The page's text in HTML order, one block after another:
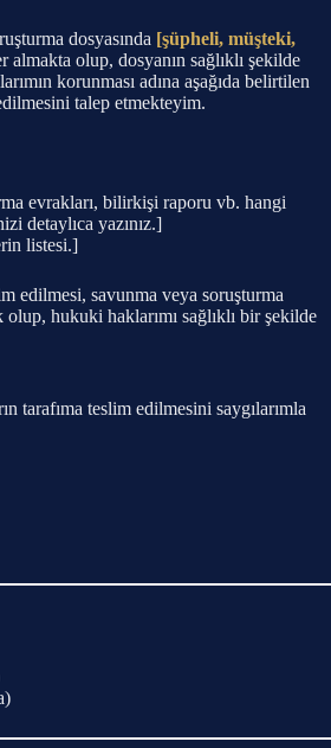
dosyasında [şüpheli, müşteki,
almakta olup, dosyanın sağlıklı şekilde
korunması adına aşağıda belirtilen
talep etmekteyim.
evrakları, bilirkişi raporu vb. hangi
detaylıca yazınız.]
listesi.]
edilmesi, savunma veya soruşturma
hukuki haklarımı sağlıklı bir şekilde
tarafıma teslim edilmesini saygılarımla